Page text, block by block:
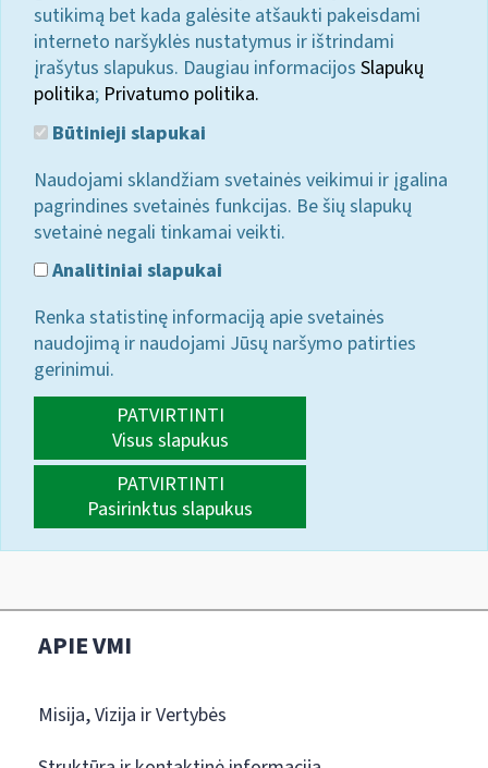
sutikimą bet kada galėsite atšaukti pakeisdami
interneto naršyklės nustatymus ir ištrindami
įrašytus slapukus. Daugiau informacijos Slapukų
politika; Privatumo politika.
Būtinieji slapukai
Naudojami sklandžiam svetainės veikimui ir įgalina
pagrindines svetainės funkcijas. Be šių slapukų
svetainė negali tinkamai veikti.
Analitiniai slapukai
Renka statistinę informaciją apie svetainės
naudojimą ir naudojami Jūsų naršymo patirties
gerinimui.
PATVIRTINTI
Visus slapukus
PATVIRTINTI
Pasirinktus slapukus
APIE VMI
Misija, Vizija ir Vertybės